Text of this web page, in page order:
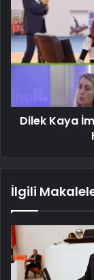
Dilek Kaya
İlgili